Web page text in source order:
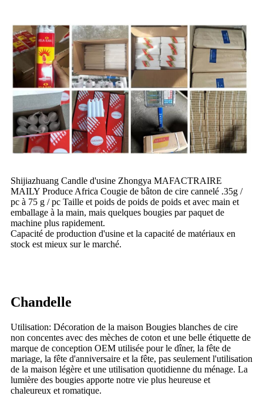
Shijiazhuang Candle d'usine Zhongya MAFACTRAIRE
MAILY Produce Africa Cougie de bâton de cire cannelé .35g /
pc à 75 g / pc Taille et poids de poids de poids et avec main et
emballage à la main, mais quelques bougies par paquet de
machine plus rapidement.
Capacité de production d'usine et la capacité de matériaux en
stock est mieux sur le marché.
Chandelle
Utilisation: Décoration de la maison Bougies blanches de cire
non concentes avec des mèches de coton et une belle étiquette de
marque de conception OEM utilisée pour le dîner, la fête de
mariage, la fête d'anniversaire et la fête, pas seulement l'utilisation
de la maison légère et une utilisation quotidienne du ménage. La
lumière des bougies apporte notre vie plus heureuse et
chaleureux et romatique.